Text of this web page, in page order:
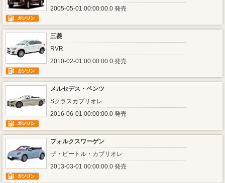
2005-05-01 00:00:00.0 発売
三菱
RVR
2010-02-01 00:00:00.0 発売
メルセデス・ベンツ
Sクラスカブリオレ
2016-06-01 00:00:00.0 発売
フォルクスワーゲン
ザ・ビートル・カブリオレ
2013-03-01 00:00:00.0 発売